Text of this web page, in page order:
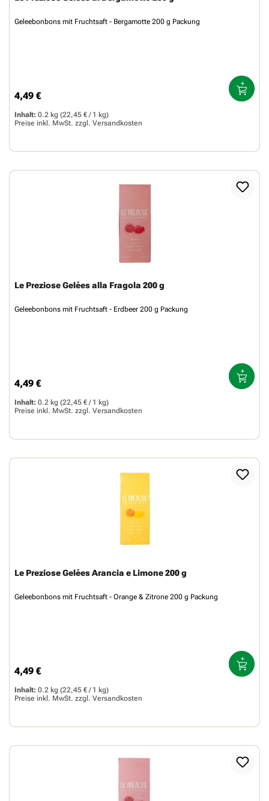
Geleebonbons mit Fruchtsaft - Bergamotte 200 g Packung
Regulärer Preis:
4,49 €
Inhalt: 0.2 kg (22,45 € / 1 kg)
Preise inkl. MwSt. zzgl. Versandkosten
Le Preziose Gelées alla Fragola 200 g
Geleebonbons mit Fruchtsaft - Erdbeer 200 g Packung
Regulärer Preis:
4,49 €
Inhalt: 0.2 kg (22,45 € / 1 kg)
Preise inkl. MwSt. zzgl. Versandkosten
Le Preziose Gelées Arancia e Limone 200 g
Geleebonbons mit Fruchtsaft - Orange & Zitrone 200 g Packung
Regulärer Preis:
4,49 €
Inhalt: 0.2 kg (22,45 € / 1 kg)
Preise inkl. MwSt. zzgl. Versandkosten